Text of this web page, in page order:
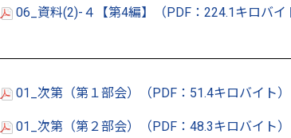
06_資料(2)-４【第4編】（PDF：224.1キロバイ
01_次第（第１部会）（PDF：51.4キロバイト）
01_次第（第２部会）（PDF：48.3キロバイト）